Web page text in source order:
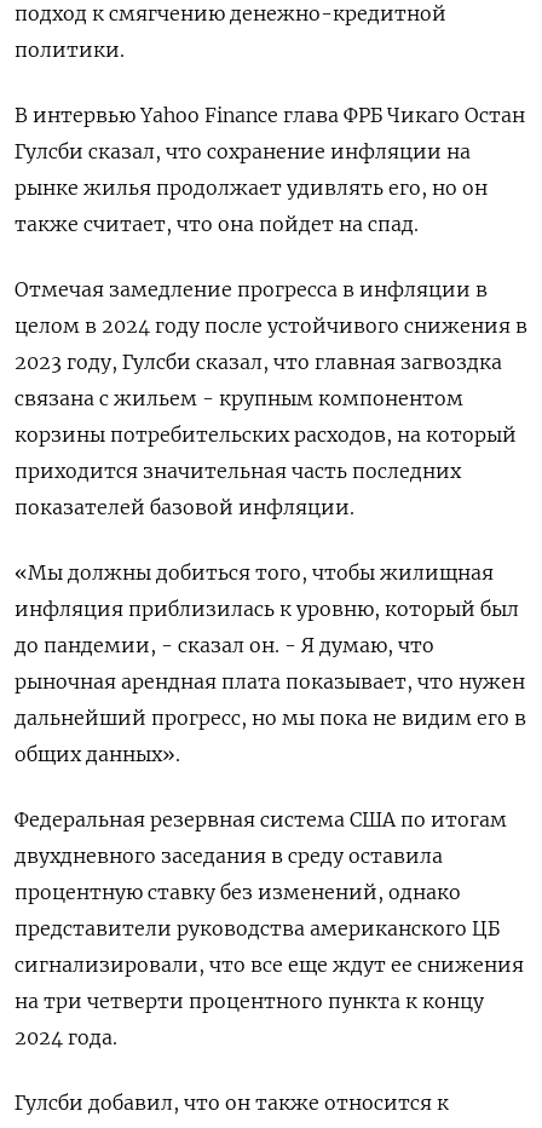
подход к смягчению денежно-кредитной
политики.
В интервью Yahoo Finance глава ФРБ Чикаго Остан
Гулсби сказал, что сохранение инфляции на
рынке жилья продолжает удивлять его, но он
также считает, что она пойдет на спад.
Отмечая замедление прогресса в инфляции в
целом в 2024 году после устойчивого снижения в
2023 году, Гулсби сказал, что главная загвоздка
связана с жильем - крупным компонентом
корзины потребительских расходов, на который
приходится значительная часть последних
показателей базовой инфляции.
«Мы должны добиться того, чтобы жилищная
инфляция приблизилась к уровню, который был
до пандемии, - сказал он. - Я думаю, что
рыночная арендная плата показывает, что нужен
дальнейший прогресс, но мы пока не видим его в
общих данных».
Федеральная резервная система США по итогам
двухдневного заседания в среду оставила
процентную ставку без изменений, однако
представители руководства американского ЦБ
сигнализировали, что все еще ждут ее снижения
на три четверти процентного пункта к концу
2024 года.
Гулсби добавил, что он также относится к